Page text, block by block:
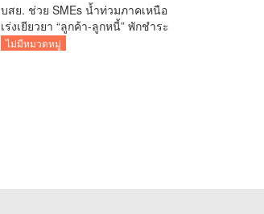
บสย. ช่วย SMEs น้ำท่วมภาคเหนือ
เร่งเยียวยา “ลูกค้า-ลูกหนี้” พักชำระ
ค่าธรรมเนียม-ค่างวด
ไม่มีหมวดหมู่